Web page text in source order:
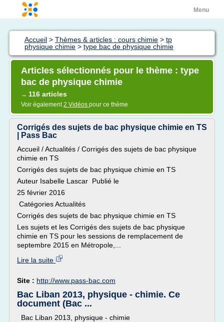
Menu
Accueil > Thèmes & articles : cours chimie > tp
physique chimie > type bac de physique chimie
Articles sélectionnés pour le thème : type
bac de physique chimie
→ 116 articles
Voir également2 Vidéos pour ce thème
Corrigés des sujets de bac physique chimie en TS
| Pass Bac
Accueil / Actualités / Corrigés des sujets de bac physique
chimie en TS
Corrigés des sujets de bac physique chimie en TS
Auteur Isabelle Lascar Publié le
25 février 2016
Catégories Actualités
Corrigés des sujets de bac physique chimie en TS
Les sujets et les Corrigés des sujets de bac physique
chimie en TS pour les sessions de remplacement de
septembre 2015 en Métropole,...
Lire la suite
Site : http://www.pass-bac.com
Bac Liban 2013, physique - chimie. Ce
document (Bac ...
Bac Liban 2013, physique - chimie